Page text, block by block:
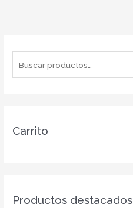
Carrito
Productos destacados